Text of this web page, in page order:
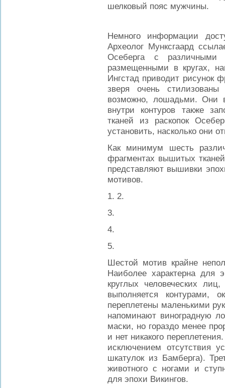
шелковый пояс мужчины.
Немного информации
Археолог Мунксгаард
Осеберга с различными
размещенными в кругах,
Ингстад приводит рисунок
зверя очень
возможно, лошадьми. Они
внутри контуров также
тканей из раскопок
установить, насколько они
Как минимум шесть
фрагментах вышитых
представляют вышивки
мотивов.
1. 2.
3.
4.
5.
Шестой мотив крайне
Наиболее характерна для
круглых человеческих
выполняется
переплетены маленькими
напоминают виноградную
маски, но гораздо менее
и нет никакого
исключением отсутствия
шкатулок из Бамберга).
животного с ногами и
для эпохи Викингов.